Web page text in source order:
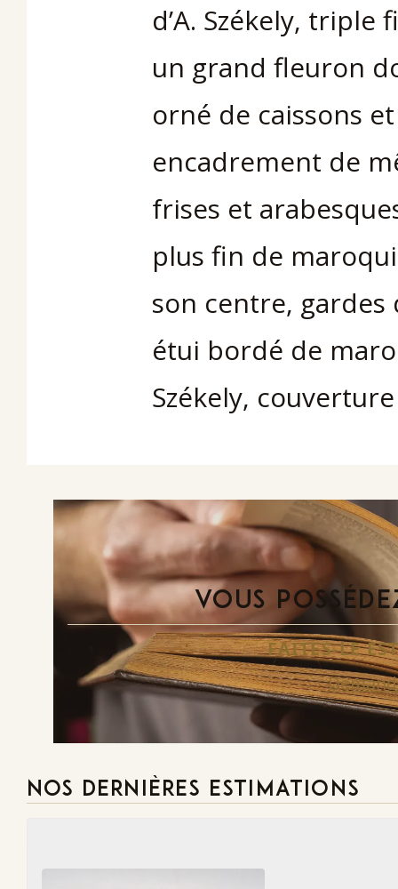
d’A. Székely,
un grand fleuron
orné de caissons
encadrement de
frises et
plus fin de
son centre, gardes
étui bordé de
Székely,
VOUS
FAITES-LE
NOS DERNIÈRES ESTIMATIONS